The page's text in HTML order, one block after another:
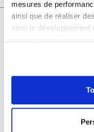
mesures de
ainsi que de réaliser
ainsi le
tout moment en
cookies ou en cliquant
géographique qui
Grande
Se ABS
Prix de
Bleu